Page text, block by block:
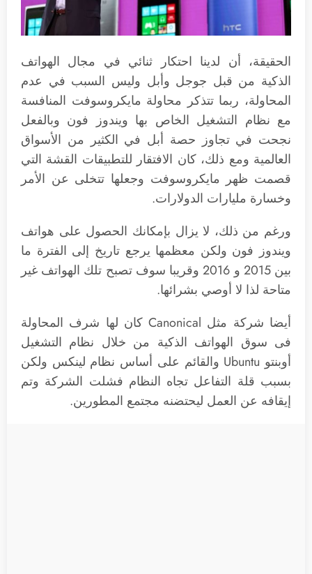
الحقيقة، أن لدينا احتكار ثنائي في مجال الهواتف
الذكية من قبل جوجل وأبل وليس السبب في عدم
المحاولة، ربما تتذكر محاولة مايكروسوفت المنافسة
مع نظام التشغيل الخاص بها ويندوز فون وبالفعل
نجحت في تجاوز حصة أبل في الكثير من الأسواق
العالمية ومع ذلك، كان الافتقار للتطبيقات القشة التي
قصمت ظهر مايكروسوفت وجعلها تتخلى عن الأمر
وخسارة مليارات الدولارات.
ورغم من ذلك، لا يزال بإمكانك الحصول على هواتف
ويندوز فون ولكن معظمها يرجع تاريخ إلى الفترة ما
بين 2015 و 2016 وقريبا سوف تصبح تلك الهواتف غير
متاحة لذا لا أوصي بشرائها.
أيضا شركة مثل Canonical كان لها شرف المحاولة
فى سوق الهواتف الذكية من خلال نظام التشغيل
أوبنتو Ubuntu والقائم على أساس نظام لينكس ولكن
بسبب قلة التفاعل تجاه النظام فشلت الشركة وتم
إيقافه عن العمل ليحتضنه مجتمع المطورين.